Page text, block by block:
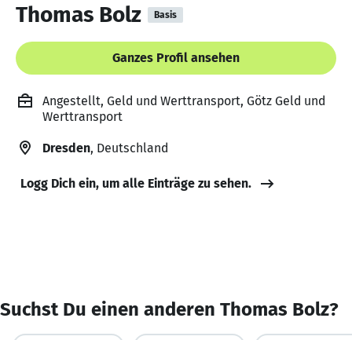
Thomas Bolz Basis
Ganzes Profil ansehen
Angestellt, Geld und Werttransport, Götz Geld und
Werttransport
Dresden, Deutschland
Logg Dich ein, um alle Einträge zu sehen.
Suchst Du einen anderen Thomas Bolz?